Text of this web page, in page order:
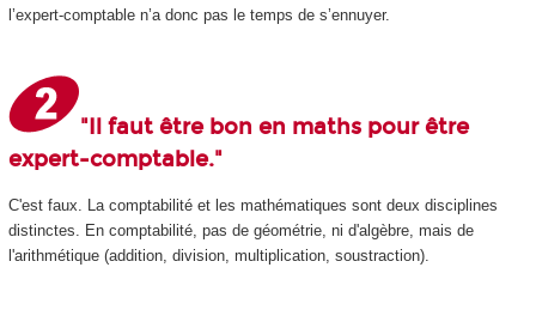
l’expert-comptable n’a donc pas le temps de s’ennuyer.
"Il faut être bon en maths pour être
expert-comptable."
C'est faux. La comptabilité et les mathématiques sont deux disciplines
distinctes. En comptabilité, pas de géométrie, ni d'algèbre, mais de
l'arithmétique (addition, division, multiplication, soustraction).